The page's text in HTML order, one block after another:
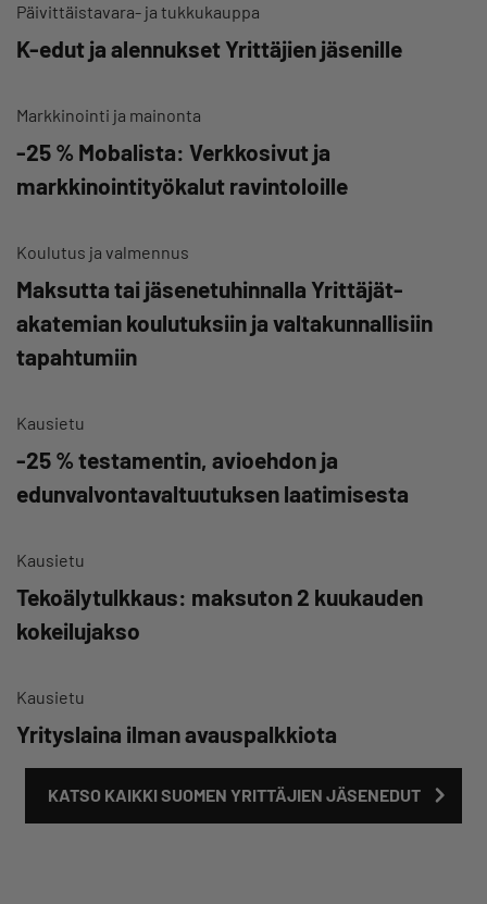
Päivittäistavara- ja tukkukauppa
K-edut ja alennukset Yrittäjien jäsenille
Markkinointi ja mainonta
-25 % Mobalista: Verkkosivut ja
markkinointityökalut ravintoloille
Koulutus ja valmennus
Maksutta tai jäsenetuhinnalla Yrittäjät-
akatemian koulutuksiin ja valtakunnallisiin
tapahtumiin
Kausietu
-25 % testamentin, avioehdon ja
edunvalvontavaltuutuksen laatimisesta
Kausietu
Tekoälytulkkaus: maksuton 2 kuukauden
kokeilujakso
Kausietu
Yrityslaina ilman avauspalkkiota
KATSO KAIKKI SUOMEN YRITTÄJIEN JÄSENEDUT